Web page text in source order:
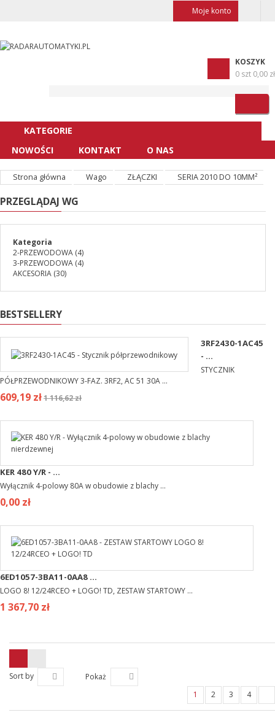
Moje konto
KOSZYK
0 szt 0,00 zł
KATEGORIE
NOWOŚCI
KONTAKT O NAS
Strona główna Wago ZŁĄCZKI SERIA 2010 DO 10MM²
PRZEGLĄDAJ WG
Kategoria
2-PRZEWODOWA (4)
3-PRZEWODOWA (4)
AKCESORIA (30)
BESTSELLERY
3RF2430-1AC45
- ...
STYCZNIK
PÓŁPRZEWODNIKOWY 3-FAZ. 3RF2, AC 51 30A ...
609,19 zł1 116,62 zł
KER 480 Y/R - ...
Wyłącznik 4-polowy 80A w obudowie z blachy ...
0,00 zł
6ED1057-3BA11-0AA8 ...
LOGO 8! 12/24RCEO + LOGO! TD, ZESTAW STARTOWY ...
1 367,70 zł
Sort by
Pokaż
1
2 3 4